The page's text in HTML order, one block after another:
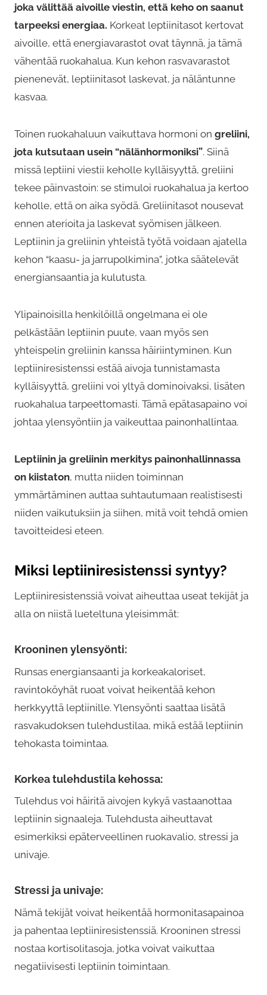
joka välittää aivoille viestin, että keho on saanut
tarpeeksi energiaa. Korkeat leptiinitasot kertovat
aivoille, että energiavarastot ovat täynnä, ja tämä
vähentää ruokahalua. Kun kehon rasvavarastot
pienenevät, leptiinitasot laskevat, ja näläntunne
kasvaa.
Toinen ruokahaluun vaikuttava hormoni on greliini,
jota kutsutaan usein “nälänhormoniksi”. Siinä
missä leptiini viestii keholle kylläisyyttä, greliini
tekee päinvastoin: se stimuloi ruokahalua ja kertoo
keholle, että on aika syödä. Greliinitasot nousevat
ennen aterioita ja laskevat syömisen jälkeen.
Leptiinin ja greliinin yhteistä työtä voidaan ajatella
kehon “kaasu- ja jarrupolkimina”, jotka säätelevät
energiansaantia ja kulutusta.
Ylipainoisilla henkilöillä ongelmana ei ole
pelkästään leptiinin puute, vaan myös sen
yhteispelin greliinin kanssa häiriintyminen. Kun
leptiiniresistenssi estää aivoja tunnistamasta
kylläisyyttä, greliini voi yltyä dominoivaksi, lisäten
ruokahalua tarpeettomasti. Tämä epätasapaino voi
johtaa ylensyöntiin ja vaikeuttaa painonhallintaa.
Leptiinin ja greliinin merkitys painonhallinnassa
on kiistaton, mutta niiden toiminnan
ymmärtäminen auttaa suhtautumaan realistisesti
niiden vaikutuksiin ja siihen, mitä voit tehdä omien
tavoitteidesi eteen.
Miksi leptiiniresistenssi syntyy?
Leptiiniresistenssiä voivat aiheuttaa useat tekijät ja
alla on niistä lueteltuna yleisimmät:
Krooninen ylensyönti:
Runsas energiansaanti ja korkeakaloriset,
ravintoköyhät ruoat voivat heikentää kehon
herkkyyttä leptiinille. Ylensyönti saattaa lisätä
rasvakudoksen tulehdustilaa, mikä estää leptiinin
tehokasta toimintaa.
Korkea tulehdustila kehossa:
Tulehdus voi häiritä aivojen kykyä vastaanottaa
leptiinin signaaleja. Tulehdusta aiheuttavat
esimerkiksi epäterveellinen ruokavalio, stressi ja
univaje.
Stressi ja univaje:
Nämä tekijät voivat heikentää hormonitasapainoa
ja pahentaa leptiiniresistenssiä. Krooninen stressi
nostaa kortisolitasoja, jotka voivat vaikuttaa
negatiivisesti leptiinin toimintaan.